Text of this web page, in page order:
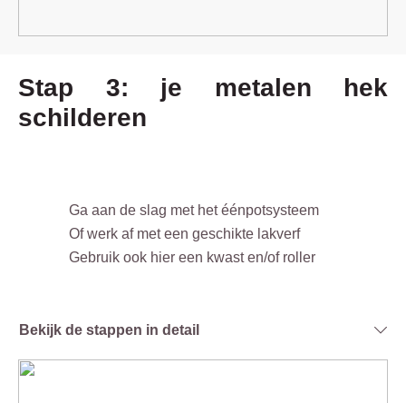
Stap 3: je metalen hek
schilderen
Ga aan de slag met het éénpotsysteem
Of werk af met een geschikte lakverf
Gebruik ook hier een kwast en/of roller
Bekijk de stappen in detail